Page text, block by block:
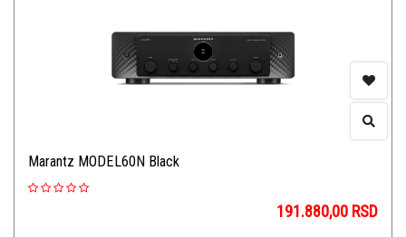
Marantz MODEL60N Black
191.880,00 RSD